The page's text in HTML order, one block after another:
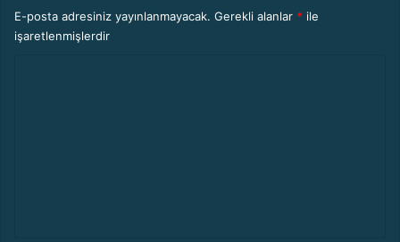
E-posta adresiniz yayınlanmayacak. Gerekli alanlar * ile
işaretlenmişlerdir